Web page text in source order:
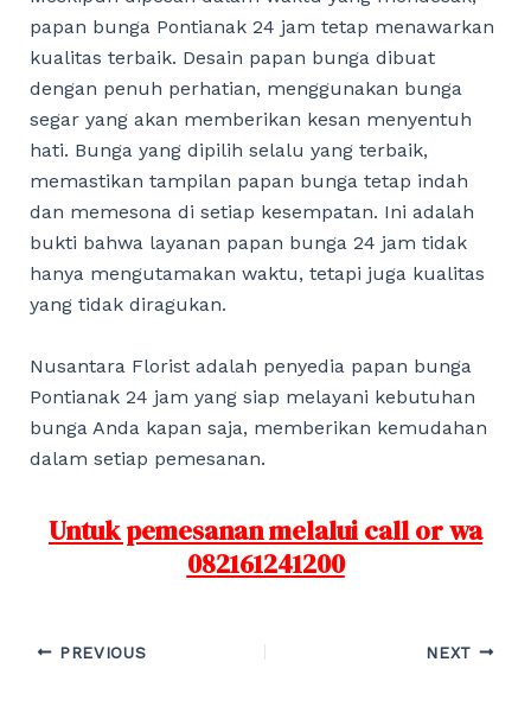
papan bunga Pontianak 24 jam tetap menawarkan
kualitas terbaik. Desain papan bunga dibuat
dengan penuh perhatian, menggunakan bunga
segar yang akan memberikan kesan menyentuh
hati. Bunga yang dipilih selalu yang terbaik,
memastikan tampilan papan bunga tetap indah
dan memesona di setiap kesempatan. Ini adalah
bukti bahwa layanan papan bunga 24 jam tidak
hanya mengutamakan waktu, tetapi juga kualitas
yang tidak diragukan.
Nusantara Florist adalah penyedia papan bunga
Pontianak 24 jam yang siap melayani kebutuhan
bunga Anda kapan saja, memberikan kemudahan
dalam setiap pemesanan.
Untuk pemesanan melalui call or wa
082161241200
Post
PREVIOUS NEXT